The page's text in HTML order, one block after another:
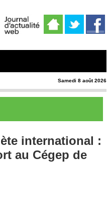
Samedi 8 août 2026
international :
au Cégep de